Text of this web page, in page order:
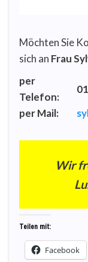
Möchten Sie
sich an Frau
per
Telefon:
per Mail:
Wir
Teilen mit:
Facebook